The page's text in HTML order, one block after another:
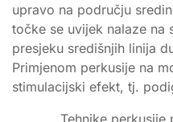
upravo na području
točke se uvijek nalaze na
presjeku središnjih linija
Primjenom perkusije na
stimulacijski efekt, tj.
Tehnike perkusije